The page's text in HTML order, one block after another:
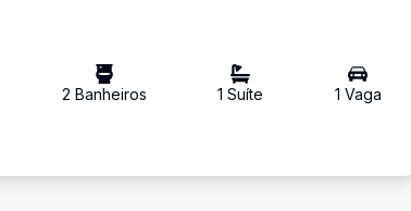
2 Banheiros 1 Suíte 1 Vaga